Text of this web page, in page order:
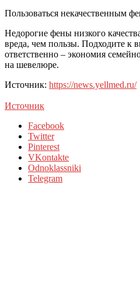
Пользоваться некачественным
Недорогие фены низкого
вреда, чем пользы. Подходите к
ответственно – экономия
на шевелюре.
Источник: https://news.yellmed.ru/
Источник
Facebook
Twitter
Pinterest
VKontakte
Odnoklassniki
Telegram